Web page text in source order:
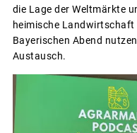
die Lage der Weltmärkte
heimische Landwirtschaft
Bayerischen Abend
Austausch.